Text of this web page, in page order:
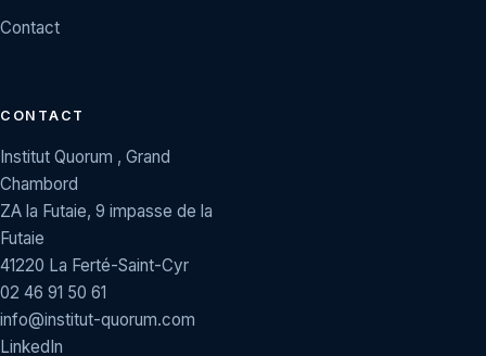
Contact
CONTACT
Institut Quorum , Grand
Chambord
ZA la Futaie, 9 impasse de la
Futaie
41220 La Ferté-Saint-Cyr
02 46 91 50 61
info@institut-quorum.com
LinkedIn